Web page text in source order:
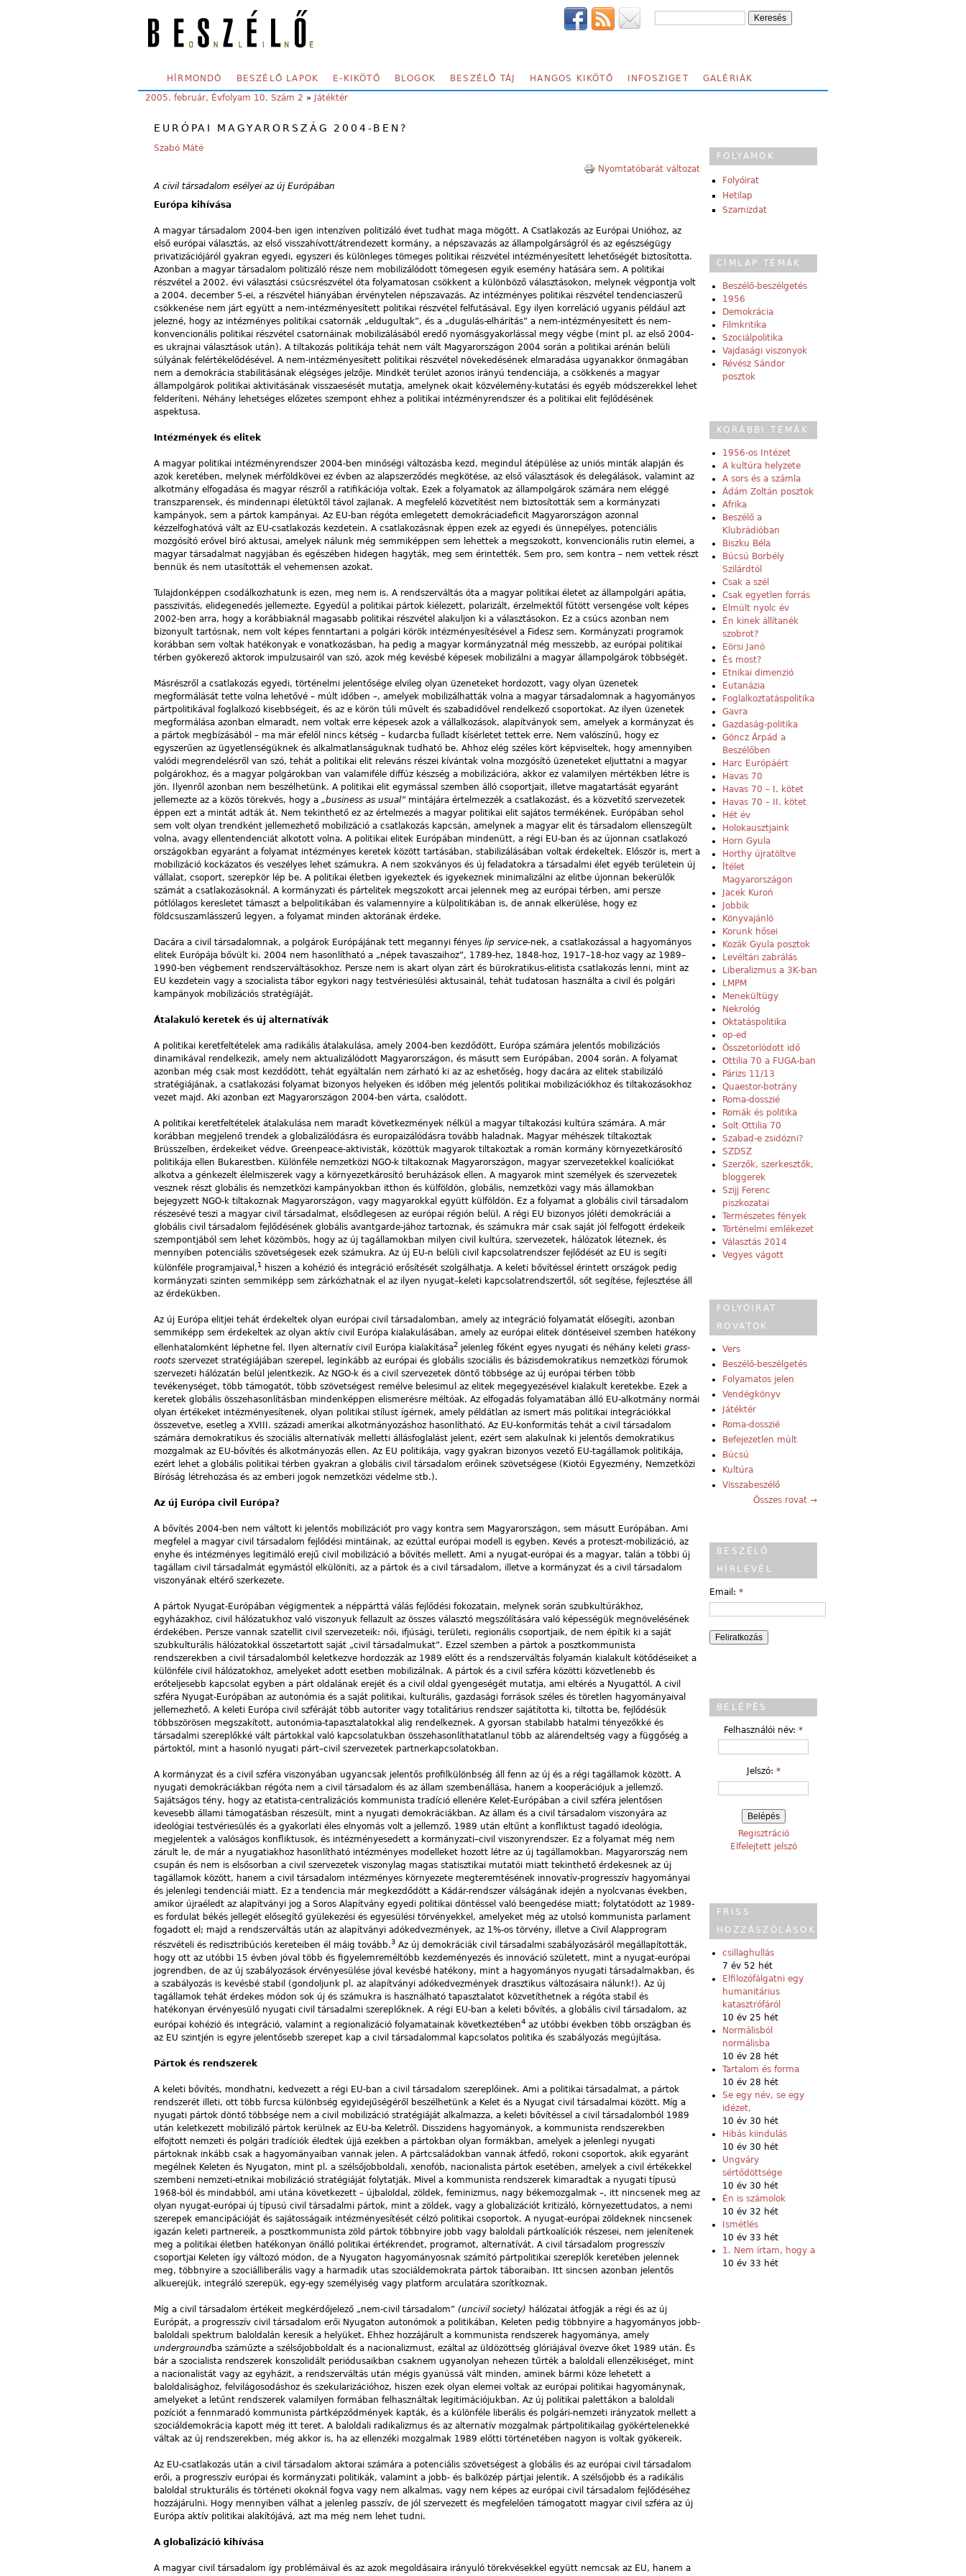
SECONDARY MENU
HÍRMONDÓ BESZÉLŐ LAPOK E-KIKÖTŐ BLOGOK BESZÉLŐ TÁJ HANGOS KIKÖTŐ INFOSZIGET GALÉRIÁK
YOU ARE HERE:
2005. február, Évfolyam 10, Szám 2 » Játéktér
EURÓPAI MAGYARORSZÁG 2004-BEN?
Szabó Máté
Nyomtatóbarát változat
A civil társadalom esélyei az új Európában
Európa kihívása
A magyar társadalom 2004-ben igen intenzíven politizáló évet tudhat maga mögött. A Csatlakozás az Európai Unióhoz, az
első európai választás, az első visszahívott/átrendezett kormány, a népszavazás az állampolgárságról és az egészségügy
privatizációjáról gyakran egyedi, egyszeri és különleges tömeges politikai részvétel intézményesített lehetőségét biztosította.
Azonban a magyar társadalom politizáló része nem mobilizálódott tömegesen egyik esemény hatására sem. A politikai
részvétel a 2002. évi választási csúcsrészvétel óta folyamatosan csökkent a különböző választásokon, melynek végpontja volt
a 2004. december 5-ei, a részvétel hiányában érvénytelen népszavazás. Az intézményes politikai részvétel tendenciaszerű
csökkenése nem járt együtt a nem-intézményesített politikai részvétel felfutásával. Egy ilyen korreláció ugyanis például azt
jelezné, hogy az intézményes politikai csatornák „eldugultak”, és a „dugulás-elhárítás” a nem-intézményesített és nem-
konvencionális politikai részvétel csatornáinak mobilizálásából eredő nyomásgyakorlással megy végbe (mint pl. az első 2004-
es ukrajnai választások után). A tiltakozás politikája tehát nem vált Magyarországon 2004 során a politikai arénán belüli
súlyának felértékelődésével. A nem-intézményesített politikai részvétel növekedésének elmaradása ugyanakkor önmagában
nem a demokrácia stabilitásának elégséges jelzője. Mindkét terület azonos irányú tendenciája, a csökkenés a magyar
állampolgárok politikai aktivitásának visszaesését mutatja, amelynek okait közvélemény-kutatási és egyéb módszerekkel lehet
felderíteni. Néhány lehetséges előzetes szempont ehhez a politikai intézményrendszer és a politikai elit fejlődésének
aspektusa.
Intézmények és elitek
A magyar politikai intézményrendszer 2004-ben minőségi változásba kezd, megindul átépülése az uniós minták alapján és
azok keretében, melynek mérföldkövei ez évben az alapszerződés megkötése, az első választások és delegálások, valamint az
alkotmány elfogadása és magyar részről a ratifikációja voltak. Ezek a folyamatok az állampolgárok számára nem eléggé
transzparensek, és mindennapi életüktől távol zajlanak. A megfelelő közvetítést nem biztosították sem a kormányzati
kampányok, sem a pártok kampányai. Az EU-ban régóta emlegetett demokráciadeficit Magyarországon azonnal
kézzelfoghatóvá vált az EU-csatlakozás kezdetein. A csatlakozásnak éppen ezek az egyedi és ünnepélyes, potenciális
mozgósító erővel bíró aktusai, amelyek nálunk még semmiképpen sem lehettek a megszokott, konvencionális rutin elemei, a
magyar társadalmat nagyjában és egészében hidegen hagyták, meg sem érintették. Sem pro, sem kontra – nem vettek részt
bennük és nem utasították el vehemensen azokat.
Tulajdonképpen csodálkozhatunk is ezen, meg nem is. A rendszerváltás óta a magyar politikai életet az állampolgári apátia,
passzivitás, elidegenedés jellemezte. Egyedül a politikai pártok kiélezett, polarizált, érzelmektől fűtött versengése volt képes
2002-ben arra, hogy a korábbiaknál magasabb politikai részvétel alakuljon ki a választásokon. Ez a csúcs azonban nem
bizonyult tartósnak, nem volt képes fenntartani a polgári körök intézményesítésével a Fidesz sem. Kormányzati programok
korábban sem voltak hatékonyak e vonatkozásban, ha pedig a magyar kormányzatnál még messzebb, az európai politikai
térben gyökerező aktorok impulzusairól van szó, azok még kevésbé képesek mobilizálni a magyar állampolgárok többségét.
Másrészről a csatlakozás egyedi, történelmi jelentősége elvileg olyan üzeneteket hordozott, vagy olyan üzenetek
megformálását tette volna lehetővé – múlt időben –, amelyek mobilizálhatták volna a magyar társadalomnak a hagyományos
pártpolitikával foglalkozó kisebbségeit, és az e körön túli művelt és szabadidővel rendelkező csoportokat. Az ilyen üzenetek
megformálása azonban elmaradt, nem voltak erre képesek azok a vállalkozások, alapítványok sem, amelyek a kormányzat és
a pártok megbízásából – ma már efelől nincs kétség – kudarcba fulladt kísérletet tettek erre. Nem valószínű, hogy ez
egyszerűen az ügyetlenségüknek és alkalmatlanságuknak tudható be. Ahhoz elég széles kört képviseltek, hogy amennyiben
valódi megrendelésről van szó, tehát a politikai elit releváns részei kívántak volna mozgósító üzeneteket eljuttatni a magyar
polgárokhoz, és a magyar polgárokban van valamiféle diffúz készség a mobilizációra, akkor ez valamilyen mértékben létre is
jön. Ilyenről azonban nem beszélhetünk. A politikai elit egymással szemben álló csoportjait, illetve magatartását egyaránt
jellemezte az a közös törekvés, hogy a „business as usual”mintájára értelmezzék a csatlakozást, és a közvetítő szervezetek
éppen ezt a mintát adták át. Nem tekinthető ez az értelmezés a magyar politikai elit sajátos termékének. Európában sehol
sem volt olyan trendként jellemezhető mobilizáció a csatlakozás kapcsán, amelynek a magyar elit és társadalom ellenszegült
volna, avagy ellentendenciát alkotott volna. A politikai elitek Európában mindenütt, a régi EU-ban és az újonnan csatlakozó
országokban egyaránt a folyamat intézményes keretek között tartásában, stabilizálásában voltak érdekeltek. Először is, mert a
mobilizáció kockázatos és veszélyes lehet számukra. A nem szokványos és új feladatokra a társadalmi élet egyéb területein új
vállalat, csoport, szerepkör lép be. A politikai életben igyekeztek és igyekeznek minimalizálni az elitbe újonnan bekerülők
számát a csatlakozásoknál. A kormányzati és pártelitek megszokott arcai jelennek meg az európai térben, ami persze
pótlólagos keresletet támaszt a belpolitikában és valamennyire a külpolitikában is, de annak elkerülése, hogy ez
földcsuszamlásszerű legyen, a folyamat minden aktorának érdeke.
Dacára a civil társadalomnak, a polgárok Európájának tett megannyi fényes lip service-nek, a csatlakozással a hagyományos
elitek Európája bővült ki. 2004 nem hasonlítható a „népek tavaszaihoz”, 1789-hez, 1848-hoz, 1917–18-hoz vagy az 1989–
1990-ben végbement rendszerváltásokhoz. Persze nem is akart olyan zárt és bürokratikus-elitista csatlakozás lenni, mint az
EU kezdetein vagy a szocialista tábor egykori nagy testvériesülési aktusainál, tehát tudatosan használta a civil és polgári
kampányok mobilizációs stratégiáját.
Átalakuló keretek és új alternatívák
A politikai keretfeltételek ama radikális átalakulása, amely 2004-ben kezdődött, Európa számára jelentős mobilizációs
dinamikával rendelkezik, amely nem aktualizálódott Magyarországon, és másutt sem Európában, 2004 során. A folyamat
azonban még csak most kezdődött, tehát egyáltalán nem zárható ki az az eshetőség, hogy dacára az elitek stabilizáló
stratégiájának, a csatlakozási folyamat bizonyos helyeken és időben még jelentős politikai mobilizációkhoz és tiltakozásokhoz
vezet majd. Aki azonban ezt Magyarországon 2004-ben várta, csalódott.
A politikai keretfeltételek átalakulása nem maradt következmények nélkül a magyar tiltakozási kultúra számára. A már
korábban megjelenő trendek a globalizálódásra és europaizálódásra tovább haladnak. Magyar méhészek tiltakoztak
Brüsszelben, érdekeiket védve. Greenpeace-aktivisták, közöttük magyarok tiltakoztak a román kormány környezetkárosító
politikája ellen Bukarestben. Különféle nemzetközi NGO-k tiltakoznak Magyarországon, magyar szervezetekkel koalíciókat
alkotva a génkezelt élelmiszerek vagy a környezetkárosító beruházások ellen. A magyarok mint személyek és szervezetek
vesznek részt globális és nemzetközi kampányokban itthon és külföldön, globális, nemzetközi vagy más államokban
bejegyzett NGO-k tiltakoznak Magyarországon, vagy magyarokkal együtt külföldön. Ez a folyamat a globális civil társadalom
részesévé teszi a magyar civil társadalmat, elsődlegesen az európai régión belül. A régi EU bizonyos jóléti demokráciái a
globális civil társadalom fejlődésének globális avantgarde-jához tartoznak, és számukra már csak saját jól felfogott érdekeik
szempontjából sem lehet közömbös, hogy az új tagállamokban milyen civil kultúra, szervezetek, hálózatok léteznek, és
mennyiben potenciális szövetségesek ezek számukra. Az új EU-n belüli civil kapcsolatrendszer fejlődését az EU is segíti
különféle programjaival,1
hiszen a kohézió és integráció erősítését szolgálhatja. A keleti bővítéssel érintett országok pedig
kormányzati szinten semmiképp sem zárkózhatnak el az ilyen nyugat–keleti kapcsolatrendszertől, sőt segítése, fejlesztése áll
az érdekükben.
Az új Európa elitjei tehát érdekeltek olyan európai civil társadalomban, amely az integráció folyamatát elősegíti, azonban
semmiképp sem érdekeltek az olyan aktív civil Európa kialakulásában, amely az európai elitek döntéseivel szemben hatékony
ellenhatalomként léphetne fel. Ilyen alternatív civil Európa kialakítása2 jelenleg főként egyes nyugati és néhány keleti grass-
roots szervezet stratégiájában szerepel, leginkább az európai és globális szociális és bázisdemokratikus nemzetközi fórumok
szervezeti hálózatán belül jelentkezik. Az NGO-k és a civil szervezetek döntő többsége az új európai térben több
tevékenységet, több támogatót, több szövetségest remélve belesimul az elitek megegyezésével kialakult keretekbe. Ezek a
keretek globális összehasonlításban mindenképpen elismerésre méltóak. Az elfogadás folyamatában álló EU-alkotmány normái
olyan értékeket intézményesítenek, olyan politikai stílust ígérnek, amely példátlan az ismert más politikai integrációkkal
összevetve, esetleg a XVIII. századi amerikai alkotmányozáshoz hasonlítható. Az EU-konformitás tehát a civil társadalom
számára demokratikus és szociális alternatívák melletti állásfoglalást jelent, ezért sem alakulnak ki jelentős demokratikus
mozgalmak az EU-bővítés és alkotmányozás ellen. Az EU politikája, vagy gyakran bizonyos vezető EU-tagállamok politikája,
ezért lehet a globális politikai térben gyakran a globális civil társadalom erőinek szövetségese (Kiotói Egyezmény, Nemzetközi
Bíróság létrehozása és az emberi jogok nemzetközi védelme stb.).
Az új Európa civil Európa?
A bővítés 2004-ben nem váltott ki jelentős mobilizációt pro vagy kontra sem Magyarországon, sem másutt Európában. Ami
megfelel a magyar civil társadalom fejlődési mintáinak, az ezúttal európai modell is egyben. Kevés a proteszt-mobilizáció, az
enyhe és intézményes legitimáló erejű civil mobilizáció a bővítés mellett. Ami a nyugat-európai és a magyar, talán a többi új
tagállam civil társadalmát egymástól elkülöníti, az a pártok és a civil társadalom, illetve a kormányzat és a civil társadalom
viszonyának eltérő szerkezete.
A pártok Nyugat-Európában végigmentek a néppárttá válás fejlődési fokozatain, melynek során szubkultúrákhoz,
egyházakhoz, civil hálózatukhoz való viszonyuk fellazult az összes választó megszólítására való képességük megnövelésének
érdekében. Persze vannak szatellit civil szervezeteik: női, ifjúsági, területi, regionális csoportjaik, de nem építik ki a saját
szubkulturális hálózatokkal összetartott saját „civil társadalmukat”. Ezzel szemben a pártok a posztkommunista
rendszerekben a civil társadalomból keletkezve hordozzák az 1989 előtt és a rendszerváltás folyamán kialakult kötődéseiket a
különféle civil hálózatokhoz, amelyeket adott esetben mobilizálnak. A pártok és a civil szféra közötti közvetlenebb és
erőteljesebb kapcsolat egyben a párt oldalának erejét és a civil oldal gyengeségét mutatja, ami eltérés a Nyugattól. A civil
szféra Nyugat-Európában az autonómia és a saját politikai, kulturális, gazdasági források széles és töretlen hagyományaival
jellemezhető. A keleti Európa civil szféráját több autoriter vagy totalitárius rendszer sajátította ki, tiltotta be, fejlődésük
többszörösen megszakított, autonómia-tapasztalatokkal alig rendelkeznek. A gyorsan stabilabb hatalmi tényezőkké és
társadalmi szereplőkké vált pártokkal való kapcsolatukban összehasonlíthatatlanul több az alárendeltség vagy a függőség a
pártoktól, mint a hasonló nyugati párt–civil szervezetek partnerkapcsolatokban.
A kormányzat és a civil szféra viszonyában ugyancsak jelentős profilkülönbség áll fenn az új és a régi tagállamok között. A
nyugati demokráciákban régóta nem a civil társadalom és az állam szembenállása, hanem a kooperációjuk a jellemző.
Sajátságos tény, hogy az etatista-centralizációs kommunista tradíció ellenére Kelet-Európában a civil szféra jelentősen
kevesebb állami támogatásban részesült, mint a nyugati demokráciákban. Az állam és a civil társadalom viszonyára az
ideológiai testvériesülés és a gyakorlati éles elnyomás volt a jellemző. 1989 után eltűnt a konfliktust tagadó ideológia,
megjelentek a valóságos konfliktusok, és intézményesedett a kormányzati–civil viszonyrendszer. Ez a folyamat még nem
zárult le, de már a nyugatiakhoz hasonlítható intézményes modelleket hozott létre az új tagállamokban. Magyarország nem
csupán és nem is elsősorban a civil szervezetek viszonylag magas statisztikai mutatói miatt tekinthető érdekesnek az új
tagállamok között, hanem a civil társadalom intézményes környezete megteremtésének innovatív-progresszív hagyományai
és jelenlegi tendenciái miatt. Ez a tendencia már megkezdődött a Kádár-rendszer válságának idején a nyolcvanas években,
amikor újraéledt az alapítványi jog a Soros Alapítvány egyedi politikai döntéssel való beengedése miatt; folytatódott az 1989-
es fordulat békés jellegét elősegítő gyülekezési és egyesülési törvényekkel, amelyeket még az utolsó kommunista parlament
fogadott el; majd a rendszerváltás után az alapítványi adókedvezmények, az 1%-os törvény, illetve a Civil Alapprogram
részvételi és redisztribúciós kereteiben él máig tovább.3 Az új demokráciák civil társadalmi szabályozásáról megállapították,
hogy ott az utóbbi 15 évben jóval több és figyelemreméltóbb kezdeményezés és innováció született, mint a nyugat-európai
jogrendben, de az új szabályozások érvényesülése jóval kevésbé hatékony, mint a hagyományos nyugati társadalmakban, és
a szabályozás is kevésbé stabil (gondoljunk pl. az alapítványi adókedvezmények drasztikus változásaira nálunk!). Az új
tagállamok tehát érdekes módon sok új és számukra is használható tapasztalatot közvetíthetnek a régóta stabil és
hatékonyan érvényesülő nyugati civil társadalmi szereplőknek. A régi EU-ban a keleti bővítés, a globális civil társadalom, az
európai kohézió és integráció, valamint a regionalizáció folyamatainak következtében4 az utóbbi években több országban és
az EU szintjén is egyre jelentősebb szerepet kap a civil társadalommal kapcsolatos politika és szabályozás megújítása.
Pártok és rendszerek
A keleti bővítés, mondhatni, kedvezett a régi EU-ban a civil társadalom szereplőinek. Ami a politikai társadalmat, a pártok
rendszerét illeti, ott több furcsa különbség egyidejűségéről beszélhetünk a Kelet és a Nyugat civil társadalmai között. Míg a
nyugati pártok döntő többsége nem a civil mobilizáció stratégiáját alkalmazza, a keleti bővítéssel a civil társadalomból 1989
után keletkezett mobilizáló pártok kerülnek az EU-ba Keletről. Disszidens hagyományok, a kommunista rendszerekben
elfojtott nemzeti és polgári tradíciók éledtek újjá ezekben a pártokban olyan formákban, amelyek a jelenlegi nyugati
pártoknak inkább csak a hagyományaiban vannak jelen. A pártcsaládokban vannak átfedő, rokoni csoportok, akik egyaránt
megélnek Keleten és Nyugaton, mint pl. a szélsőjobboldali, xenofób, nacionalista pártok esetében, amelyek a civil értékekkel
szembeni nemzeti-etnikai mobilizáció stratégiáját folytatják. Mivel a kommunista rendszerek kimaradtak a nyugati típusú
1968-ból és mindabból, ami utána következett – újbaloldal, zöldek, feminizmus, nagy békemozgalmak –, itt nincsenek meg az
olyan nyugat-európai új típusú civil társadalmi pártok, mint a zöldek, vagy a globalizációt kritizáló, környezettudatos, a nemi
szerepek emancipációját és sajátosságaik intézményesítését célzó politikai csoportok. A nyugat-európai zöldeknek nincsenek
igazán keleti partnereik, a posztkommunista zöld pártok többnyire jobb vagy baloldali pártkoalíciók részesei, nem jelenítenek
meg a politikai életben hatékonyan önálló politikai értékrendet, programot, alternatívát. A civil társadalom progresszív
csoportjai Keleten így változó módon, de a Nyugaton hagyományosnak számító pártpolitikai szereplők keretében jelennek
meg, többnyire a szociálliberális vagy a harmadik utas szociáldemokrata pártok táboraiban. Itt sincsen azonban jelentős
alkuerejük, integráló szerepük, egy-egy személyiség vagy platform arculatára szorítkoznak.
Míg a civil társadalom értékeit megkérdőjelező „nem-civil társadalom” (uncivil society) hálózatai átfogják a régi és az új
Európát, a progresszív civil társadalom erői Nyugaton autonómok a politikában, Keleten pedig többnyire a hagyományos jobb-
baloldali spektrum baloldalán keresik a helyüket. Ehhez hozzájárult a kommunista rendszerek hagyománya, amely
undergroundba száműzte a szélsőjobboldalt és a nacionalizmust, ezáltal az üldözöttség glóriájával övezve őket 1989 után. És
bár a szocialista rendszerek konszolidált periódusaikban csaknem ugyanolyan nehezen tűrték a baloldali ellenzékiséget, mint
a nacionalistát vagy az egyházit, a rendszerváltás után mégis gyanússá vált minden, aminek bármi köze lehetett a
baloldalisághoz, felvilágosodáshoz és szekularizációhoz, hiszen ezek olyan elemei voltak az európai politikai hagyománynak,
amelyeket a letűnt rendszerek valamilyen formában felhasználtak legitimációjukban. Az új politikai palettákon a baloldali
pozíciót a fennmaradó kommunista pártképződmények kapták, és a különféle liberális és polgári-nemzeti irányzatok mellett a
szociáldemokrácia kapott még itt teret. A baloldali radikalizmus és az alternatív mozgalmak pártpolitikailag gyökértelenekké
váltak az új rendszerekben, még akkor is, ha az ellenzéki mozgalmak 1989 előtti történetében nagyon is voltak gyökereik.
Az EU-csatlakozás után a civil társadalom aktorai számára a potenciális szövetségest a globális és az európai civil társadalom
erői, a progresszív európai és kormányzati politikák, valamint a jobb- és balközép pártjai jelentik. A szélsőjobb és a radikális
baloldal strukturális és történeti okoknál fogva vagy nem alkalmas, vagy nem képes az európai civil társadalom fejlődéséhez
hozzájárulni. Hogy mennyiben válhat a jelenleg passzív, de jól szervezett és megfelelően támogatott magyar civil szféra az új
Európa aktív politikai alakítójává, azt ma még nem lehet tudni.
A globalizáció kihívása
A magyar civil társadalom így problémáival és az azok megoldásaira irányuló törekvésekkel együtt nemcsak az EU, hanem a
FOLYAMOK
Folyóirat
Hetilap
Szamizdat
CÍMLAP TÉMÁK
Beszélő-beszélgetés
1956
Demokrácia
Filmkritika
Szociálpolitika
Vajdasági viszonyok
Révész Sándor
posztok
KORÁBBI TÉMÁK
1956-os Intézet
A kultúra helyzete
A sors és a számla
Ádám Zoltán posztok
Afrika
Beszélő a
Klubrádióban
Biszku Béla
Búcsú Borbély
Szilárdtól
Csak a szél
Csak egyetlen forrás
Elmúlt nyolc év
Én kinek állítanék
szobrot?
Eörsi Janó
És most?
Etnikai dimenzió
Eutanázia
Foglalkoztatáspolitika
Gavra
Gazdaság-politika
Göncz Árpád a
Beszélőben
Harc Európáért
Havas 70
Havas 70 – I. kötet
Havas 70 – II. kötet
Hét év
Holokausztjaink
Horn Gyula
Horthy újratöltve
Ítélet
Magyarországon
Jacek Kuroń
Jobbik
Könyvajánló
Korunk hősei
Kozák Gyula posztok
Levéltári zabrálás
Liberalizmus a 3K-ban
LMPM
Menekültügy
Nekrológ
Oktatáspolitika
op-ed
Összetorlódott idő
Ottilia 70 a FUGA-ban
Párizs 11/13
Quaestor-botrány
Roma-dosszié
Romák és politika
Solt Ottilia 70
Szabad-e zsidózni?
SZDSZ
Szerzők, szerkesztők,
bloggerek
Szijj Ferenc
piszkozatai
Természetes fények
Történelmi emlékezet
Választás 2014
Vegyes vágott
FOLYÓIRAT
ROVATOK
Vers
Beszélő-beszélgetés
Folyamatos jelen
Vendégkönyv
Játéktér
Roma-dosszié
Befejezetlen múlt
Búcsú
Kultúra
Visszabeszélő
Összes rovat →
BESZÉLŐ
HÍRLEVÉL
Email: *
BELÉPÉS
Felhasználói név: *
Jelszó: *
Regisztráció
Elfelejtett jelszó
FRISS
HOZZÁSZÓLÁSOK
csillaghullás
7 év 52 hét
Elfilozófálgatni egy
humanitárius
katasztrófáról
10 év 25 hét
Normálisból
normálisba
10 év 28 hét
Tartalom és forma
10 év 28 hét
Se egy név, se egy
idézet,
10 év 30 hét
Hibás kiindulás
10 év 30 hét
Ungváry
sértődöttsége
10 év 30 hét
Én is számolok
10 év 32 hét
Ismétlés
10 év 33 hét
1. Nem írtam, hogy a
10 év 33 hét